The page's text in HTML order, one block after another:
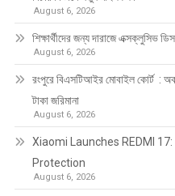
August 6, 2026
শিক্ষার্থীদের জন্য দারাজে এক্সক্লুসিভ
August 6, 2026
রংপুরে বিএসটিআইর মোবাইল কোর্ট :
টাকা জরিমানা
August 6, 2026
Xiaomi Launches REDMI
Protection
August 6, 2026